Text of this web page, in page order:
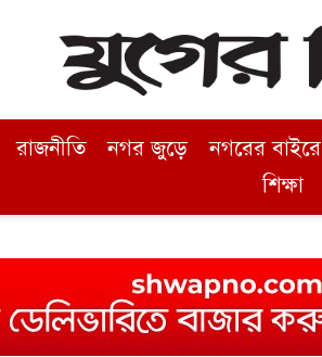
রাজনীতি নগর জুড়ে নগরের বাইরে
শিক্ষা